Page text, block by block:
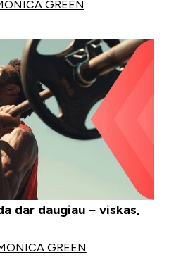
GREEN
dar daugiau – viskas,
GREEN